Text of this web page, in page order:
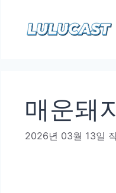
매운돼
2026년 03월 13일